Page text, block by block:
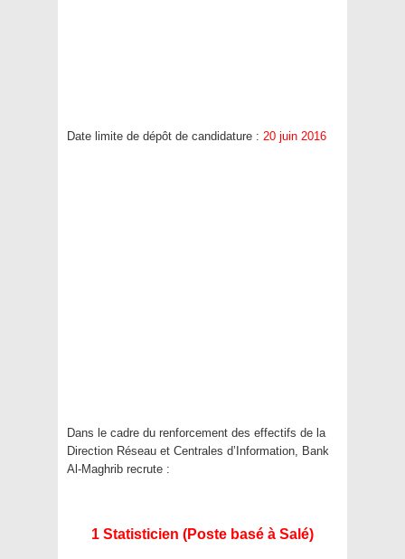
Date limite de dépôt de candidature : 20 juin 2016
Dans le cadre du renforcement des effectifs de la
Direction Réseau et Centrales d’Information, Bank
Al-Maghrib recrute :
1 Statisticien (Poste basé à Salé)